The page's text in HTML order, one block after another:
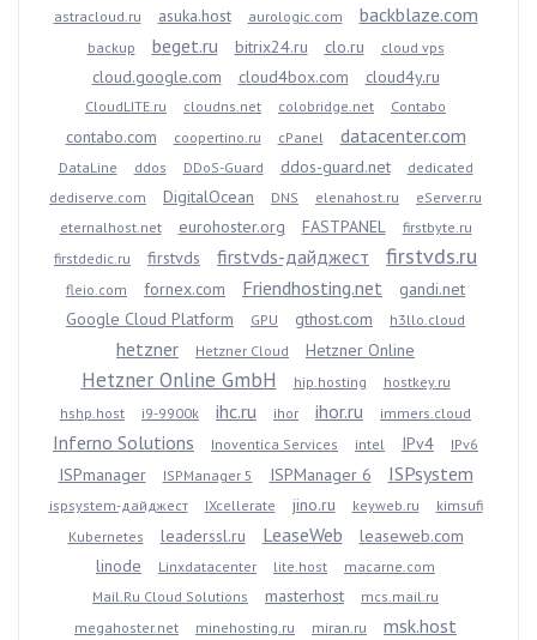
astracloud.ru
asuka.host aurologic.com backblaze.com
backup beget.ru bitrix24.ru clo.ru cloud vps
cloud.google.com cloud4box.com cloud4y.ru
CloudLITE.ru cloudns.net colobridge.net Contabo
contabo.com coopertino.ru cPanel datacenter.com
DataLine ddos DDoS-Guard ddos-guard.net
dedicated
dediserve.com
DigitalOcean DNS elenahost.ru
eServer.ru
eternalhost.net
eurohoster.org FASTPANEL
firstbyte.ru
firstdedic.ru
firstvds firstvds-дайджест firstvds.ru
fleio.com fornex.com Friendhosting.net
gandi.net
Google Cloud Platform
GPU gthost.com h3llo.cloud
hetzner Hetzner Cloud Hetzner Online
Hetzner Online GmbH hip.hosting
hostkey.ru
hshp.host
i9-9900k ihc.ru ihor ihor.ru immers.cloud
Inferno Solutions Inoventica Services intel IPv4 IPv6
ISPmanager ISPManager 5 ISPManager 6 ISPsystem
ispsystem-дайджест IXcellerate jino.ru keyweb.ru
kimsufi
Kubernetes
leaderssl.ru LeaseWeb
leaseweb.com
linode
Linxdatacenter lite.host
macarne.com
Mail.Ru Cloud Solutions
masterhost
mcs.mail.ru
megahoster.net
minehosting.ru miran.ru
msk.host